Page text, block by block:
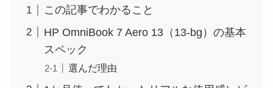
この記事でわかること
HP OmniBook 7 Aero 13（13-bg）の基本
スペック
選んだ理由